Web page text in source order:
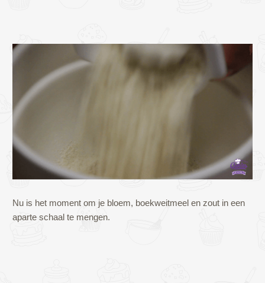
Nu is het moment om je bloem, boekweitmeel en zout in een
aparte schaal te mengen.